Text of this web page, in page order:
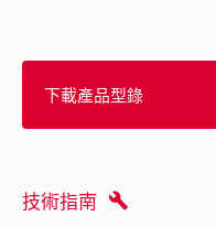
下載產品型錄
技術指南